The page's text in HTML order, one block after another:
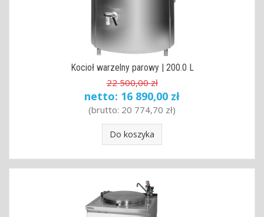
Kocioł warzelny parowy | 200.0 L
22 500,00 zł
netto: 16 890,00 zł
(brutto: 20 774,70 zł)
Do koszyka